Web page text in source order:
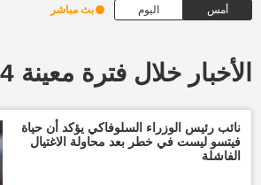
أمس اليوم بث مباشر
الأخبار خلال فترة معينة 15.05.2024
نائب رئيس الوزراء السلوفاكي يؤكد أن حياة
فيتسو ليست في خطر بعد محاولة الاغتيال
الفاشلة